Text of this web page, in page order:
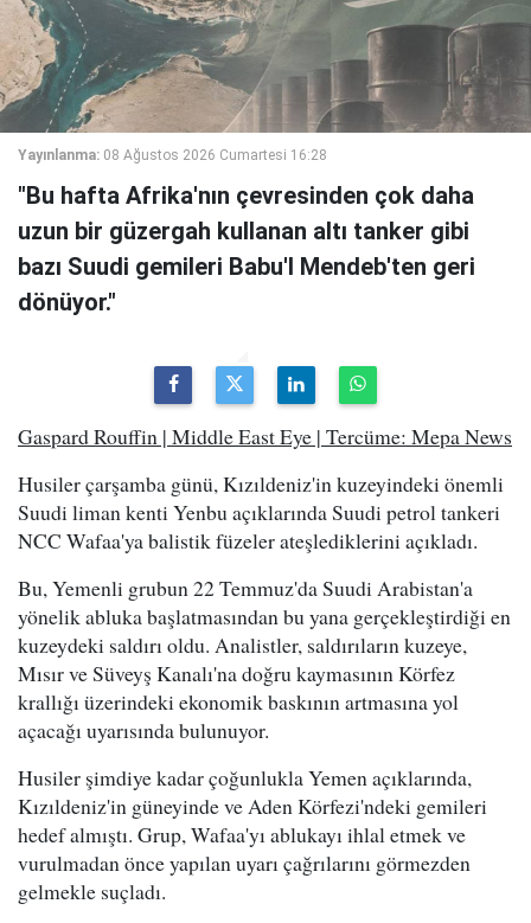
Yayınlanma: 08 Ağustos 2026 Cumartesi 16:28
"Bu hafta Afrika'nın çevresinden çok daha
uzun bir güzergah kullanan altı tanker gibi
bazı Suudi gemileri Babu'l Mendeb'ten geri
dönüyor."
Gaspard Rouffin | Middle East Eye | Tercüme: Mepa News
Husiler çarşamba günü, Kızıldeniz'in kuzeyindeki önemli
Suudi liman kenti Yenbu açıklarında Suudi petrol tankeri
NCC Wafaa'ya balistik füzeler ateşlediklerini açıkladı.
Bu, Yemenli grubun 22 Temmuz'da Suudi Arabistan'a
yönelik abluka başlatmasından bu yana gerçekleştirdiği en
kuzeydeki saldırı oldu. Analistler, saldırıların kuzeye,
Mısır ve Süveyş Kanalı'na doğru kaymasının Körfez
krallığı üzerindeki ekonomik baskının artmasına yol
açacağı uyarısında bulunuyor.
Husiler şimdiye kadar çoğunlukla Yemen açıklarında,
Kızıldeniz'in güneyinde ve Aden Körfezi'ndeki gemileri
hedef almıştı. Grup, Wafaa'yı ablukayı ihlal etmek ve
vurulmadan önce yapılan uyarı çağrılarını görmezden
gelmekle suçladı.